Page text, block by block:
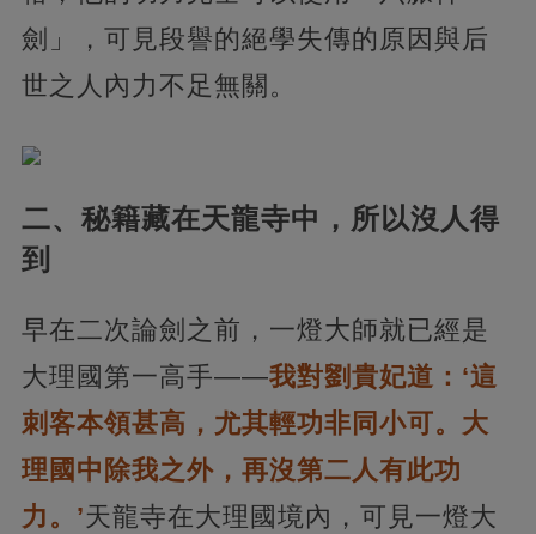
劍」，可見段譽的絕學失傳的原因與后
世之人內力不足無關。
二、秘籍藏在天龍寺中，所以沒人得
到
早在二次論劍之前，一燈大師就已經是
大理國第一高手——我對劉貴妃道：‘這
刺客本領甚高，尤其輕功非同小可。大
理國中除我之外，再沒第二人有此功
力。’天龍寺在大理國境內，可見一燈大